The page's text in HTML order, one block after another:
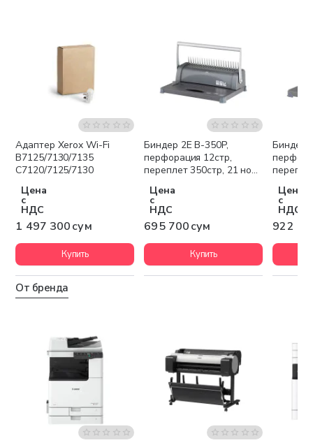
Бесплатная доставка
Адаптер Xerox Wi-Fi
B7125/7130/7135
C7120/7125/7130
Цена
с
НДС
1 497 300 сум
Купить
Биндер 2E B-350P,
перфорация 12стр,
переплет 350стр, 21 нож,
Цена
с
НДС
695 700 сум
Купить
Биндер
Цена
с
НДС
922
От бренда